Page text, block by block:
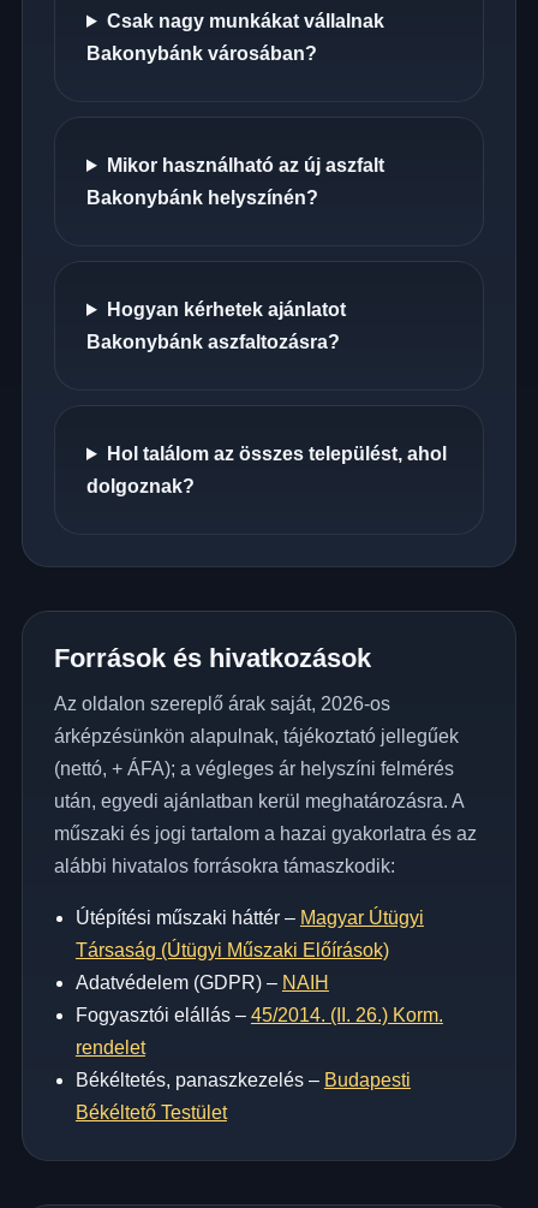
Csak nagy munkákat vállalnak
Bakonybánk városában?
Mikor használható az új aszfalt
Bakonybánk helyszínén?
Hogyan kérhetek ajánlatot
Bakonybánk aszfaltozásra?
Hol találom az összes települést, ahol
dolgoznak?
Források és hivatkozások
Az oldalon szereplő árak saját, 2026-os
árképzésünkön alapulnak, tájékoztató jellegűek
(nettó, + ÁFA); a végleges ár helyszíni felmérés
után, egyedi ajánlatban kerül meghatározásra. A
műszaki és jogi tartalom a hazai gyakorlatra és az
alábbi hivatalos forrásokra támaszkodik:
Útépítési műszaki háttér – Magyar Útügyi
Társaság (Útügyi Műszaki Előírások)
Adatvédelem (GDPR) – NAIH
Fogyasztói elállás – 45/2014. (II. 26.) Korm.
rendelet
Békéltetés, panaszkezelés – Budapesti
Békéltető Testület